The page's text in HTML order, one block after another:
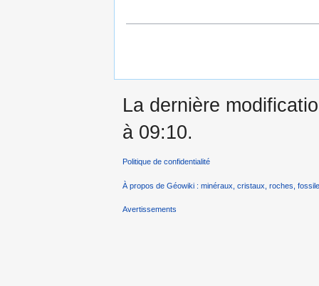
La dernière
à 09:10.
Politique de confidentialité
À propos de Géowiki : minéraux, cristaux, roches,
Avertissements